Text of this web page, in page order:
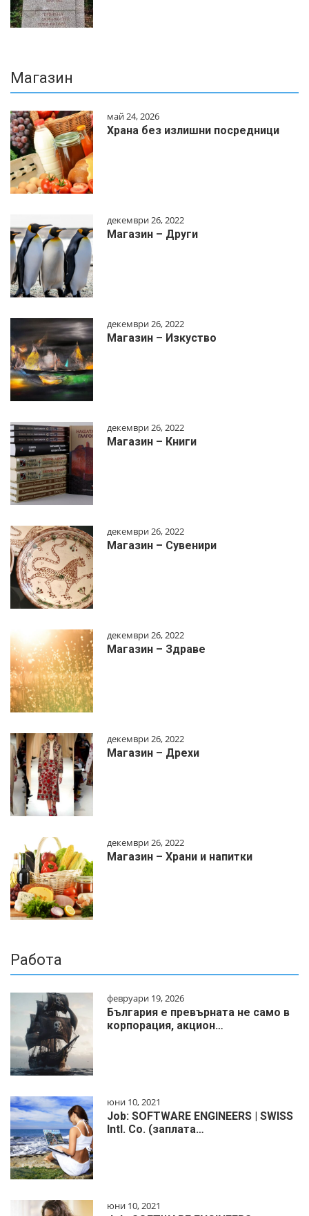
Магазин
май 24, 2026
Храна без излишни посредници
декември 26, 2022
Магазин – Други
декември 26, 2022
Магазин – Изкуство
декември 26, 2022
Магазин – Книги
декември 26, 2022
Магазин – Сувенири
декември 26, 2022
Магазин – Здраве
декември 26, 2022
Магазин – Дрехи
декември 26, 2022
Магазин – Храни и напитки
Работа
февруари 19, 2026
България е превърната не само в
корпорация, акцион…
юни 10, 2021
Job: SOFTWARE ENGINEERS | SWISS
Intl. Co. (заплата…
юни 10, 2021